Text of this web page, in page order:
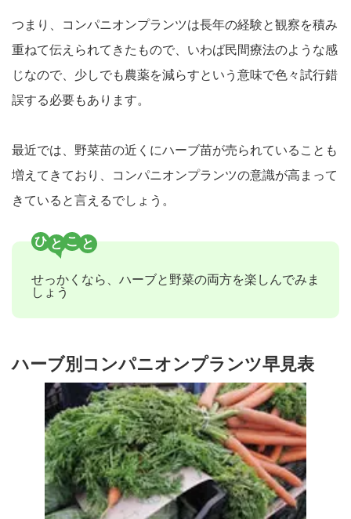
つまり、コンパニオンプランツは長年の経験と観察を積み
重ねて伝えられてきたもので、いわば民間療法のような感
じなので、少しでも農薬を減らすという意味で色々試行錯
誤する必要もあります。
最近では、野菜苗の近くにハーブ苗が売られていることも
増えてきており、コンパニオンプランツの意識が高まって
きていると言えるでしょう。
ひ こ
せっかくなら、ハーブと野菜の両方を楽しんでみま
しょう
ハーブ別コンパニオンプランツ早見表